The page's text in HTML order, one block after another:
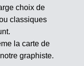
choix de
classiques
la carte de
graphiste.